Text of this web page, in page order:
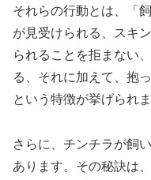
それらの行動とは、「
が見受けられる、スキ
られることを拒まない
る、それに加えて、抱
という特徴が挙げられま
さらに、チンチラが飼
あります。その秘訣は